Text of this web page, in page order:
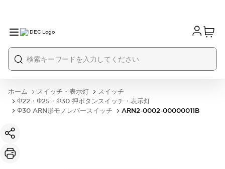
ホーム スイッチ・表示灯
スイッチ
Φ22・Φ25・Φ30 押ボタンスイッチ・表示灯
Φ30 ARN形モノレバースイッチ
ARN2-0002-00000011B